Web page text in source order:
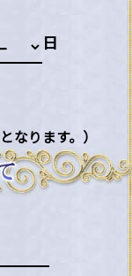
日
なります。）